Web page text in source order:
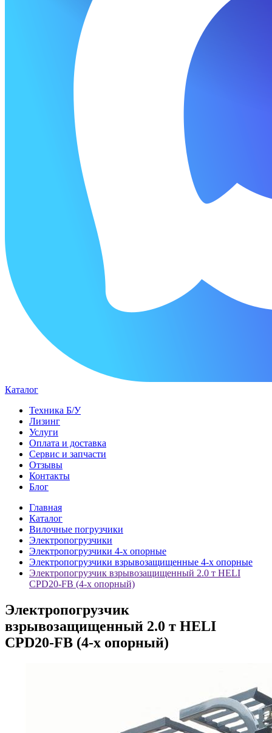
Каталог
Техника Б/У
Лизинг
Услуги
Оплата и доставка
Сервис и запчасти
Отзывы
Контакты
Блог
Главная
Каталог
Вилочные погрузчики
Электропогрузчики
Электропогрузчики 4-х опорные
Электропогрузчики взрывозащищенные 4-х опорные
Электропогрузчик взрывозащищенный 2.0 т HELI
CPD20-FB (4-х опорный)
Электропогрузчик
взрывозащищенный 2.0 т HELI
CPD20-FB (4-х опорный)